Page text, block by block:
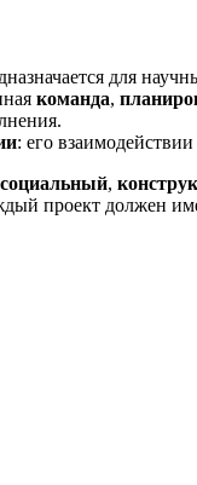
для
команда,
: его взаимодействии
социальный,
проект должен